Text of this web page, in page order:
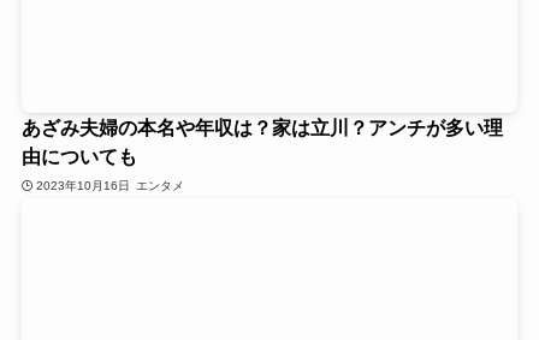
あざみ夫婦の本名や年収は？家は立川？アンチが多い理
由についても
2023年10月16日 エンタメ